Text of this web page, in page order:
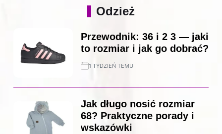
Odzież
Przewodnik: 36 i 2 3 — jaki
to rozmiar i jak go dobrać?
1 TYDZIEŃ TEMU
Jak długo nosić rozmiar
68? Praktyczne porady i
wskazówki